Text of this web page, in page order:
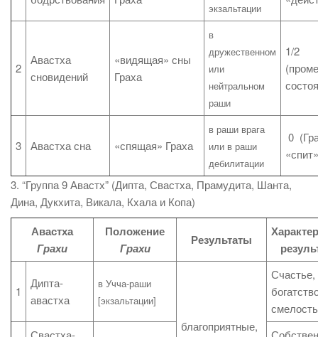
экзальтации
2
Авастха
сновидений
«видящая» сны
Граха
в
дружественном
или
нейтральном
раши
1/2
3 Авастха сна «спящая» Граха
в раши врага
или в раши
дебилитации
0
3. “Группа 9 Авастх” (Дипта, Свастха, Прамудита, Шанта,
Дина, Дукхита, Викала, Кхала и Копа)
Авастха
Грахи
Положение
Грахи
Результаты
1
Дипта-
авастха
в Учча-раши
[экзальтации]
благоприятные,
Счастье,
смелость